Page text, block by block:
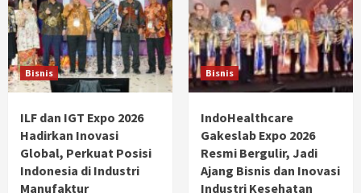
Bisnis
ILF dan IGT Expo 2026
Hadirkan Inovasi
Global, Perkuat Posisi
Indonesia di Industri
Manufaktur
Bisnis
IndoHealthcare
Gakeslab Expo 2026
Resmi Bergulir, Jadi
Ajang Bisnis dan Inovasi
Industri Kesehatan